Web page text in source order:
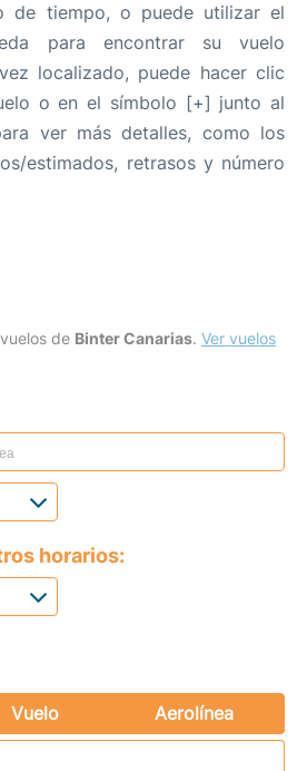
de tiempo, o puede utilizar el
para encontrar su vuelo
localizado, puede hacer clic
o en el símbolo [+] junto al
ver más detalles, como los
estimados, retrasos y número
de Binter Canarias. Ver vuelos
horarios:
Vuelo
Aerolínea